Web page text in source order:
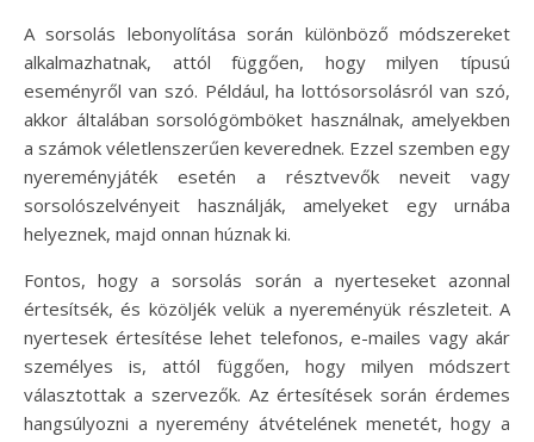
A sorsolás lebonyolítása során különböző módszereket
alkalmazhatnak, attól függően, hogy milyen típusú
eseményről van szó. Például, ha lottósorsolásról van szó,
akkor általában sorsológömböket használnak, amelyekben
a számok véletlenszerűen keverednek. Ezzel szemben egy
nyereményjáték esetén a résztvevők neveit vagy
sorsolószelvényeit használják, amelyeket egy urnába
helyeznek, majd onnan húznak ki.
Fontos, hogy a sorsolás során a nyerteseket azonnal
értesítsék, és közöljék velük a nyereményük részleteit. A
nyertesek értesítése lehet telefonos, e-mailes vagy akár
személyes is, attól függően, hogy milyen módszert
választottak a szervezők. Az értesítések során érdemes
hangsúlyozni a nyeremény átvételének menetét, hogy a